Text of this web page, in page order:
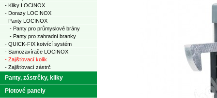
- Kliky LOCINOX
- Dorazy LOCINOX
- Panty LOCINOX
- Panty pro průmyslové brány
- Panty pro zahradní branky
- QUICK-FIX kotvící systém
- Samozavírače LOCINOX
- Zajišťovací kolík
- Zajišťovací zástrč
Panty, zástrčky, kliky
Plotové panely